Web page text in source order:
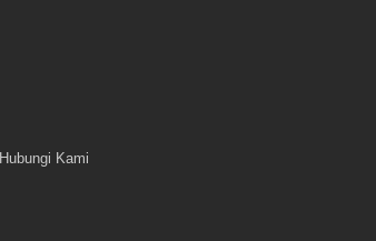
Hubungi Kami